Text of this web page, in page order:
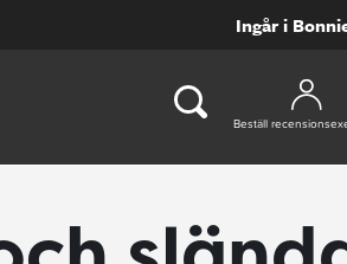
Ingår i
Beställ